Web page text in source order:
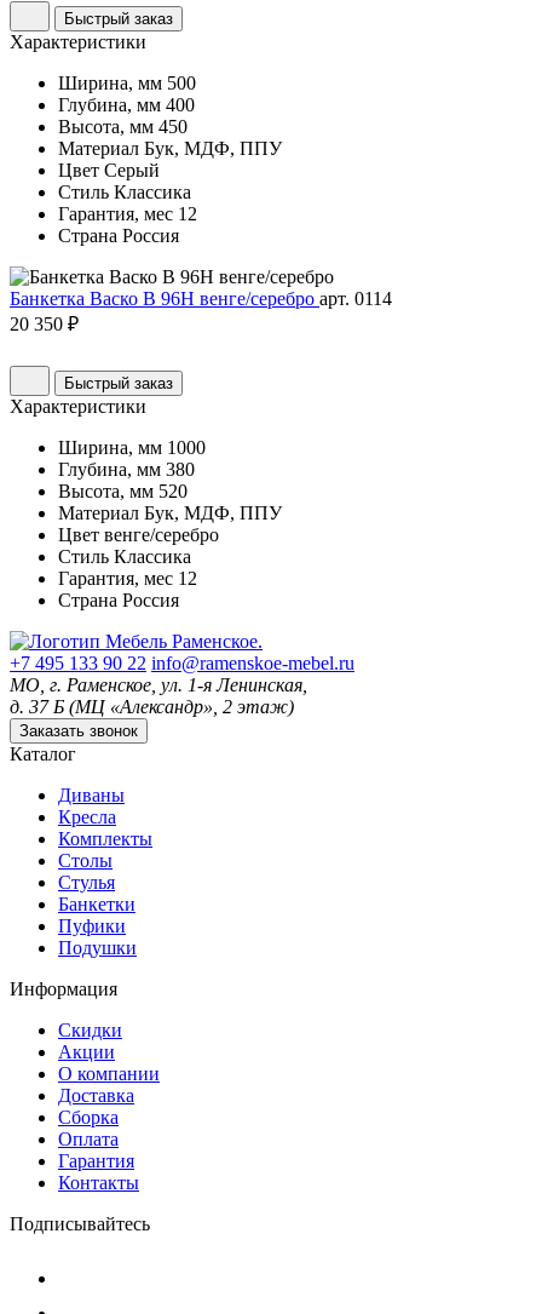
Быстрый заказ
Характеристики
Ширина, мм 500
Глубина, мм 400
Высота, мм 450
Материал Бук, МДФ, ППУ
Цвет Серый
Стиль Классика
Гарантия, мес 12
Страна Россия
Банкетка Васко В 96Н венге/серебро арт. 0114
20 350 ₽
Быстрый заказ
Характеристики
Ширина, мм 1000
Глубина, мм 380
Высота, мм 520
Материал Бук, МДФ, ППУ
Цвет венге/серебро
Стиль Классика
Гарантия, мес 12
Страна Россия
+7 495 133 90 22 info@ramenskoe-mebel.ru
МО, г. Раменское, ул. 1-я Ленинская,
д. 37 Б (МЦ «Александр», 2 этаж)
Заказать звонок
Каталог
Диваны
Кресла
Комплекты
Столы
Стулья
Банкетки
Пуфики
Подушки
Информация
Скидки
Акции
О компании
Доставка
Сборка
Оплата
Гарантия
Контакты
Подписывайтесь